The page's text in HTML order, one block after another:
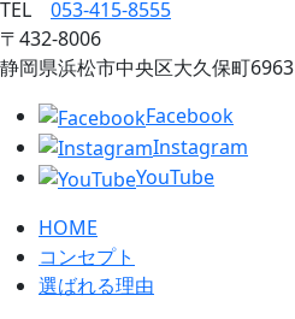
TEL 053‐415‐8555
〒432‐8006
静岡県浜松市中央区大久保町6963
Facebook
Instagram
YouTube
HOME
コンセプト
選ばれる理由